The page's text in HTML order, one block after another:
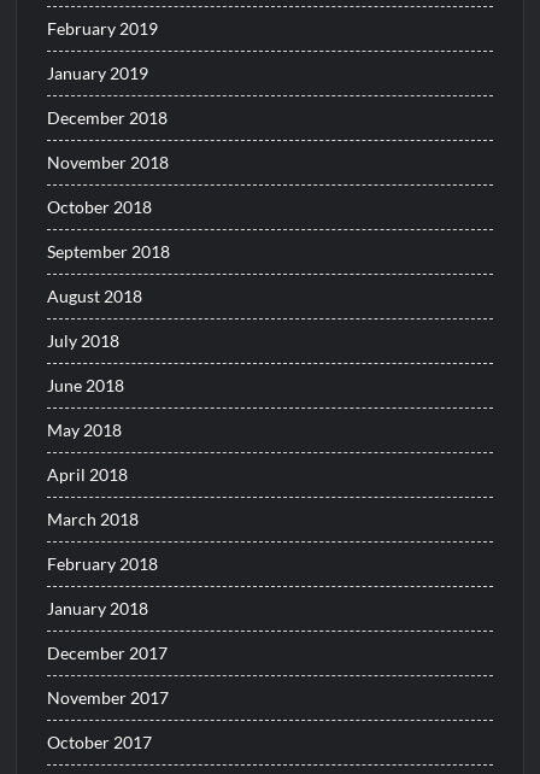
February 2019
January 2019
December 2018
November 2018
October 2018
September 2018
August 2018
July 2018
June 2018
May 2018
April 2018
March 2018
February 2018
January 2018
December 2017
November 2017
October 2017